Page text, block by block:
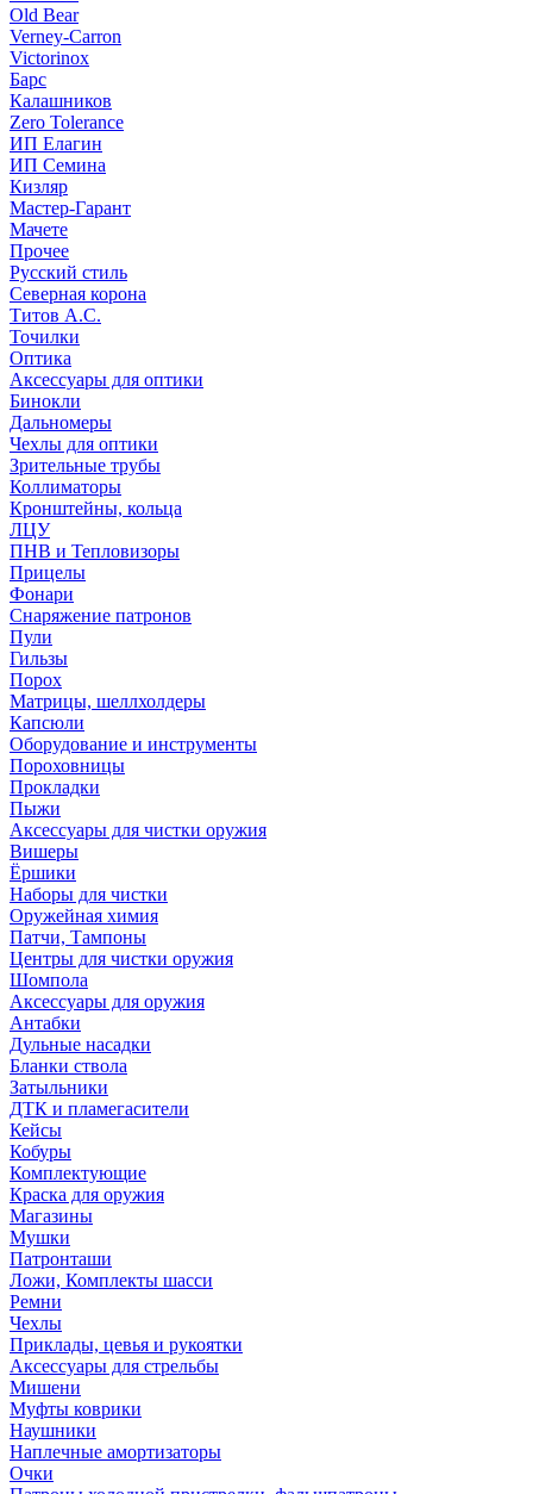
Old Bear
Verney-Carron
Victorinox
Барс
Калашников
Zero Tolerance
ИП Елагин
ИП Семина
Кизляр
Мастер-Гарант
Мачете
Прочее
Русский стиль
Северная корона
Титов А.С.
Точилки
Оптика
Аксессуары для оптики
Бинокли
Дальномеры
Чехлы для оптики
Зрительные трубы
Коллиматоры
Кронштейны, кольца
ЛЦУ
ПНВ и Тепловизоры
Прицелы
Фонари
Снаряжение патронов
Пули
Гильзы
Порох
Матрицы, шеллхолдеры
Капсюли
Оборудование и инструменты
Пороховницы
Прокладки
Пыжи
Аксессуары для чистки оружия
Вишеры
Ёршики
Наборы для чистки
Оружейная химия
Патчи, Тампоны
Центры для чистки оружия
Шомпола
Аксессуары для оружия
Антабки
Дульные насадки
Бланки ствола
Затыльники
ДТК и пламегасители
Кейсы
Кобуры
Комплектующие
Краска для оружия
Магазины
Мушки
Патронташи
Ложи, Комплекты шасси
Ремни
Чехлы
Приклады, цевья и рукоятки
Аксессуары для стрельбы
Мишени
Муфты коврики
Наушники
Наплечные амортизаторы
Очки